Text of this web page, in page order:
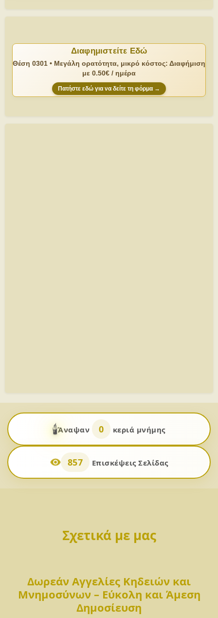
Διαφημιστείτε Εδώ
Θέση 0301 • Μεγάλη ορατότητα, μικρό κόστος: Διαφήμιση
με 0.50€ / ημέρα
Πατήστε εδώ για να δείτε τη φόρμα →
🕯️Άναψαν 0 κεριά μνήμης
857 Επισκέψεις Σελίδας
Σχετικά με μας
Δωρεάν Αγγελίες Κηδειών και
Μνημοσύνων – Εύκολη και Άμεση
Δημοσίευση